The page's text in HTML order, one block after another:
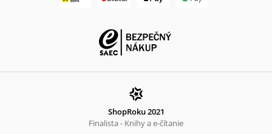
ShopRoku 2021
Finalista - Knihy a e-čítanie